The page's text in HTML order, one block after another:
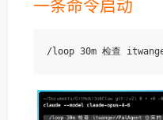
一条命令启动